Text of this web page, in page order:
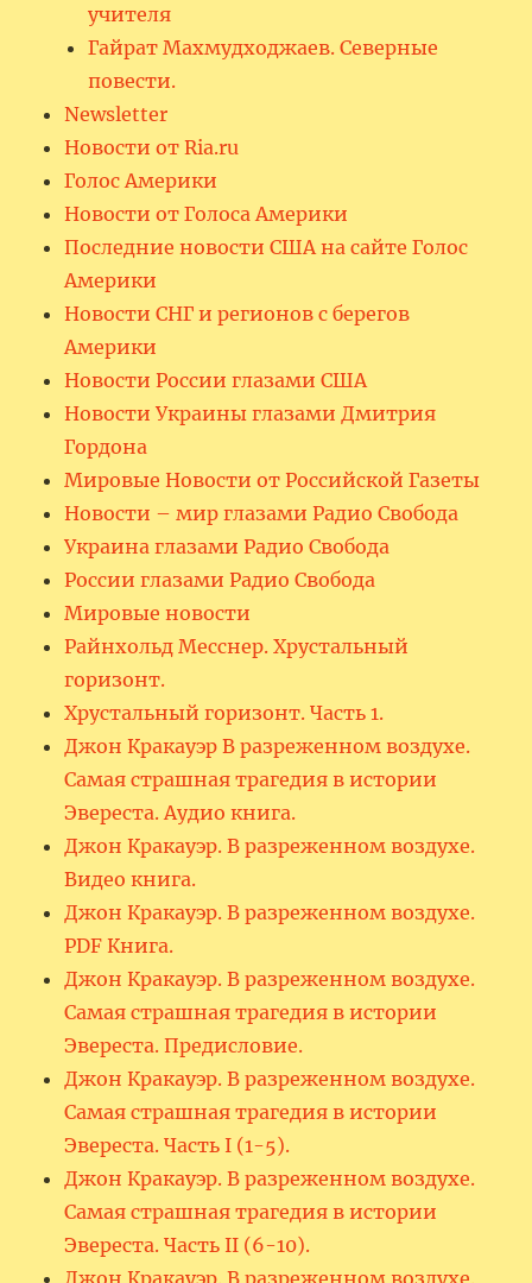
учителя
Гайрат Махмудходжаев. Северные
повести.
Newsletter
Новости от Ria.ru
Голос Америки
Новости от Голоса Америки
Последние новости США на сайте Голос
Америки
Новости СНГ и регионов с берегов
Америки
Новости России глазами США
Новости Украины глазами Дмитрия
Гордона
Мировые Новости от Российской Газеты
Новости – мир глазами Радио Свобода
Украина глазами Радио Свобода
России глазами Радио Свобода
Мировые новости
Райнхольд Месснер. Хрустальный
горизонт.
Хрустальный горизонт. Часть 1.
Джон Кракауэр В разреженном воздухе.
Самая страшная трагедия в истории
Эвереста. Аудио книга.
Джон Кракауэр. В разреженном воздухе.
Видео книга.
Джон Кракауэр. В разреженном воздухе.
PDF Книга.
Джон Кракауэр. В разреженном воздухе.
Самая страшная трагедия в истории
Эвереста. Предисловие.
Джон Кракауэр. В разреженном воздухе.
Самая страшная трагедия в истории
Эвереста. Часть I (1-5).
Джон Кракауэр. В разреженном воздухе.
Самая страшная трагедия в истории
Эвереста. Часть II (6-10).